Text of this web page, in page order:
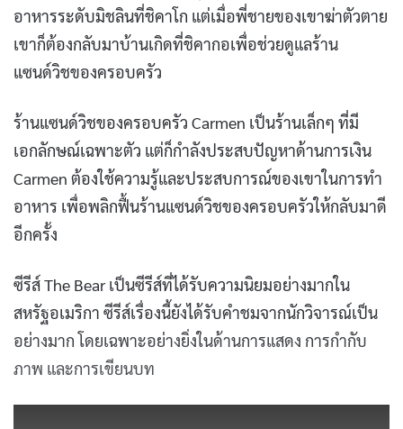
อาหารระดับมิชลินที่ชิคาโก แต่เมื่อพี่ชายของเขาฆ่าตัวตาย
เขาก็ต้องกลับมาบ้านเกิดที่ชิคากอเพื่อช่วยดูแลร้าน
แซนด์วิชของครอบครัว
ร้านแซนด์วิชของครอบครัว Carmen เป็นร้านเล็กๆ ที่มี
เอกลักษณ์เฉพาะตัว แต่ก็กำลังประสบปัญหาด้านการเงิน
Carmen ต้องใช้ความรู้และประสบการณ์ของเขาในการทำ
อาหาร เพื่อพลิกฟื้นร้านแซนด์วิชของครอบครัวให้กลับมาดี
อีกครั้ง
ซีรีส์ The Bear เป็นซีรีส์ที่ได้รับความนิยมอย่างมากใน
สหรัฐอเมริกา ซีรีส์เรื่องนี้ยังได้รับคำชมจากนักวิจารณ์เป็น
อย่างมาก โดยเฉพาะอย่างยิ่งในด้านการแสดง การกำกับ
ภาพ และการเขียนบท